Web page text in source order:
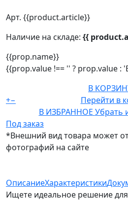
Арт. {{product.article}}
Наличие на складе: {{
{{prop.name}}
{{prop.value !== '' ? prop.value :
В
+−
Перейти в
В ИЗБРАННОЕ Убрать
Под заказ
*Внешний вид товара может
фотографий на сайте
ОписаниеХарактеристики
Ищете идеальное решение